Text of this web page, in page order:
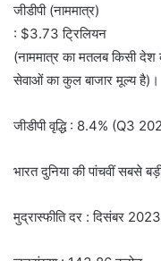
जीडीपी (नाममात्र)
: $3.73 ट्रिलियन
(नाममात्र का मतलब किसी
सेवाओं का कुल बाजार मूल्य है)।
जीडीपी वृद्धि : 8.4% (Q3
भारत दुनिया की पांचवीं सबसे
मुद्रास्फीति दर : दिसंबर